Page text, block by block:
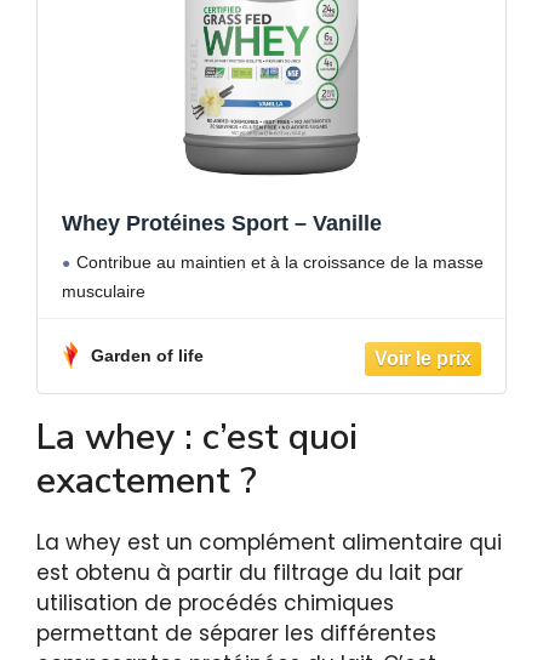
Whey Protéines Sport – Vanille
Contribue au maintien et à la croissance de la masse
musculaire
Garden of life
La whey : c’est quoi
exactement ?
La whey est un complément alimentaire qui
est obtenu à partir du filtrage du lait par
utilisation de procédés chimiques
permettant de séparer les différentes